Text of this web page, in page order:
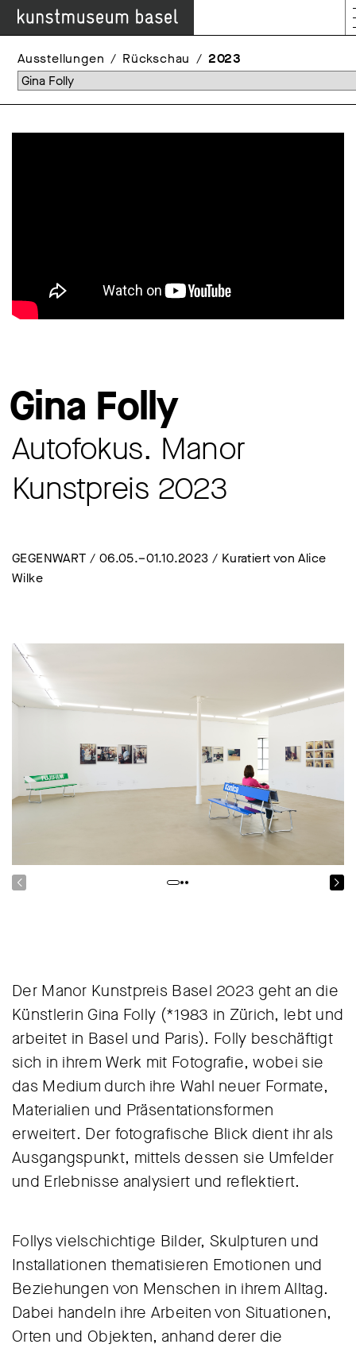
Ausstellungen Rückschau 2023
Gina Folly
Autofokus. Manor
Kunstpreis 2023
GEGENWART / 06.05.–01.10.2023 / Kuratiert von Alice
Wilke
Der Manor Kunstpreis Basel 2023 geht an die
Künstlerin Gina Folly (*1983 in Zürich, lebt und
arbeitet in Basel und Paris). Folly beschäftigt
sich in ihrem Werk mit Fotografie, wobei sie
das Medium durch ihre Wahl neuer Formate,
Materialien und Präsentationsformen
erweitert. Der fotografische Blick dient ihr als
Ausgangspunkt, mittels dessen sie Umfelder
und Erlebnisse analysiert und reflektiert.
Follys vielschichtige Bilder, Skulpturen und
Installationen thematisieren Emotionen und
Beziehungen von Menschen in ihrem Alltag.
Dabei handeln ihre Arbeiten von Situationen,
Orten und Objekten, anhand derer die